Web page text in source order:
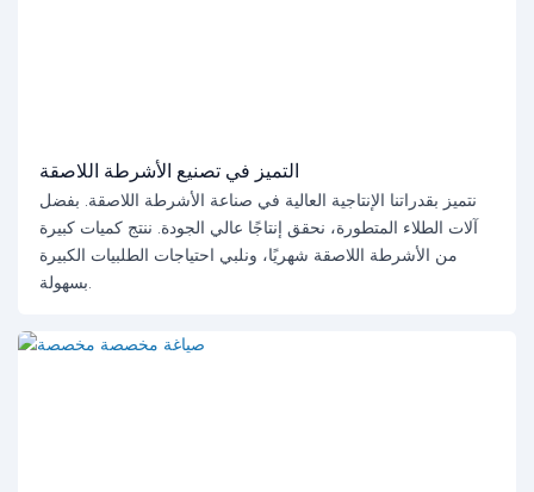
التميز في تصنيع الأشرطة اللاصقة
نتميز بقدراتنا الإنتاجية العالية في صناعة الأشرطة اللاصقة. بفضل
آلات الطلاء المتطورة، نحقق إنتاجًا عالي الجودة. ننتج كميات كبيرة
من الأشرطة اللاصقة شهريًا، ونلبي احتياجات الطلبيات الكبيرة
بسهولة.